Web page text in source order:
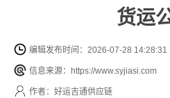
货运
编辑发布时间：2026-07-28 14:28:31
信息来源：https://www.syjiasi.com
作者：好运吉通供应链